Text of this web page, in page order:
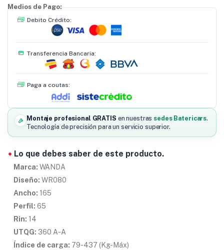
Medios de Pago:
Debito Crédito:
Transferencia Bancaria:
Paga a coutas:
Montaje profesional GRATIS en nuestras sedes Batericars.
Tecnología de precisión para un servicio superior.
Lo que debes saber de este producto.
Marca: WANDA
Diseño: WR080
Ancho: 165
Perfil: 65
Rin: 14
UTQG: 360 A-A
Índice de carga: 79-437 (Kg-Máx)